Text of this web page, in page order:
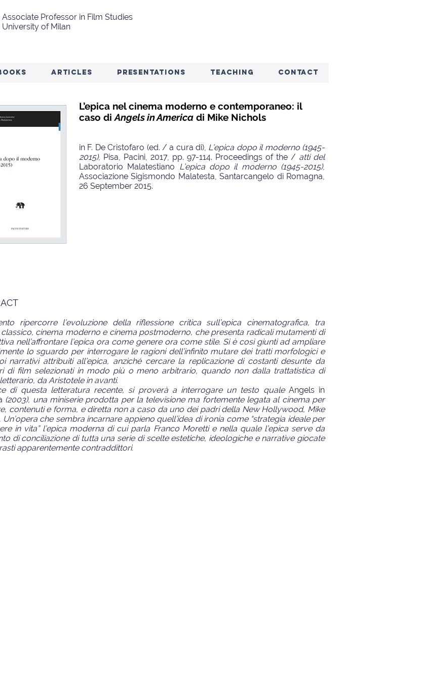
Associate Professor in Film Studies
University of Milan
ARTICLES PRESENTATIONS TEACHING CONTACT
L’epica nel cinema moderno e contemporaneo: il
caso diAngels in America di Mike Nichols
in F. De Cristofaro (ed. / a cura di), L’epica dopo il moderno (1945-
2015), Pisa, Pacini, 2017, pp. 97-114. Proceedings of the / atti del
Laboratorio Malatestiano L’epica dopo il moderno (1945-2015),
Associazione Sigismondo Malatesta, Santarcangelo di Romagna,
26 September 2015.
ripercorre l’evoluzione della riflessione critica sull’epica cinematografica, tra
cinema moderno e cinema postmoderno, che presenta radicali mutamenti di
nell’affrontare l’epica ora come genere ora come stile. Si è così giunti ad ampliare
lo sguardo per interrogare le ragioni dell’infinito mutare dei tratti morfologici e
narrativi attribuiti all’epica, anziché cercare la replicazione di costanti desunte da
di film selezionati in modo più o meno arbitrario, quando non dalla trattatistica di
da Aristotele in avanti.
di questa letteratura recente, si proverà a interrogare un testo quale Angels in
(2003), una miniserie prodotta per la televisione ma fortemente legata al cinema per
contenuti e forma, e diretta non a caso da uno dei padri della New Hollywood, Mike
Un’opera che sembra incarnare appieno quell’idea di ironia come “strategia ideale per
in vita” l’epica moderna di cui parla Franco Moretti e nella quale l’epica serve da
di conciliazione di tutta una serie di scelte estetiche, ideologiche e narrative giocate
apparentemente contraddittori.